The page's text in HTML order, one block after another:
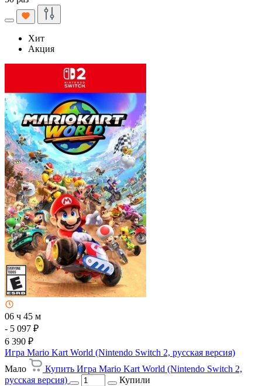
Хит
Акция
06 ч 45 м
- 5 097 ₽
6 390 ₽
Игра Mario Kart World (Nintendo Switch 2, русская версия)
Мало
Купить Игра Mario Kart World (Nintendo Switch 2,
русская версия)
Купили